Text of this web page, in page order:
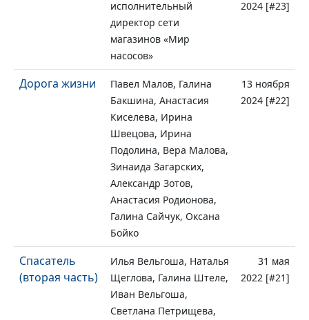
исполнительный
директор сети
магазинов «Мир
насосов»
2024 [#23]
Дорога жизни
Павел Малов, Галина
Бакшина, Анастасия
Киселева, Ирина
Швецова, Ирина
Подолина, Вера Малова,
Зинаида Загарских,
Александр Зотов,
Анастасия Родионова,
Галина Сайчук, Оксана
Бойко
13 ноября
2024 [#22]
Спасатель
(вторая часть)
Илья Вельгоша, Наталья
Щеглова, Галина Штеле,
Иван Вельгоша,
Светлана Петрищева,
31 мая
2022 [#21]